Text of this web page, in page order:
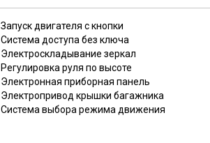
Запуск двигателя с кнопки
Система доступа без ключа
Электроскладывание зеркал
Регулировка руля по высоте
Электронная приборная панель
Электропривод крышки багажника
Система выбора режима движения